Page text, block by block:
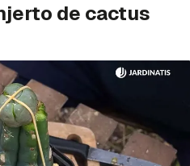
de cactus